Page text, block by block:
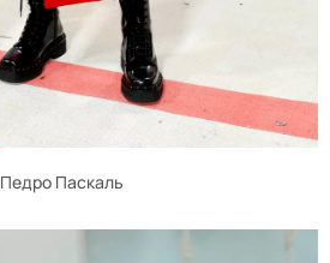
Педро Паскаль